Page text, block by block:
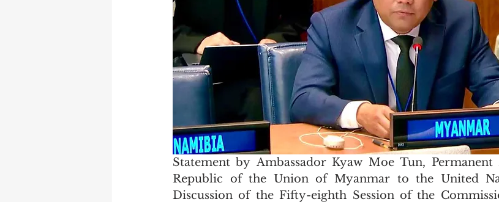
Statement by Ambassador Kyaw Moe Tun, Permanent
Republic of the Union of Myanmar to the United
Discussion of the Fifty-eighth Session of the